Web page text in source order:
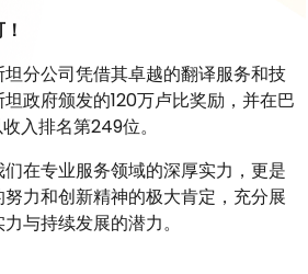
分公司凭借其卓越的翻译服务和技
政府颁发的120万卢比奖励，并在巴
入排名第249位。
在专业服务领域的深厚实力，更是
力和创新精神的极大肯定，充分展
与持续发展的潜力。